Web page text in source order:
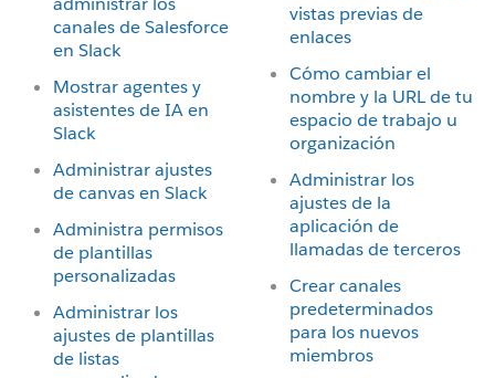
canales de Salesforce
en Slack
Mostrar agentes y
asistentes de IA en
Slack
Administrar ajustes
de canvas en Slack
Administra permisos
de plantillas
personalizadas
Administrar los
ajustes de plantillas
de listas
vistas previas de
enlaces
Cómo cambiar el
nombre y la URL de tu
espacio de trabajo u
organización
Administrar los
ajustes de la
aplicación de
llamadas de terceros
Crear canales
predeterminados
para los nuevos
miembros